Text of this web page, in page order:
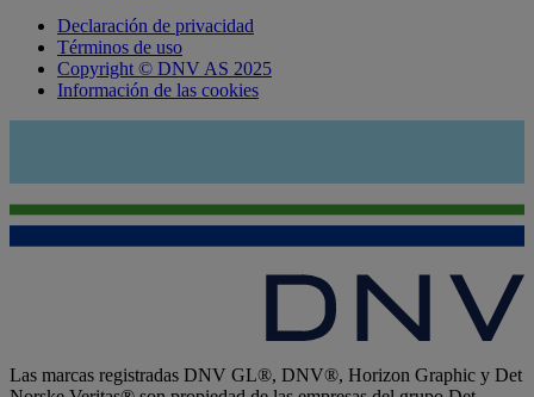
Declaración de privacidad
Términos de uso
Copyright © DNV AS 2025
Información de las cookies
Las marcas registradas DNV GL®, DNV®, Horizon Graphic y Det